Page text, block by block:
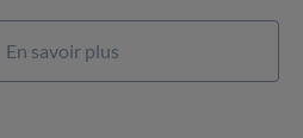
En savoir plus